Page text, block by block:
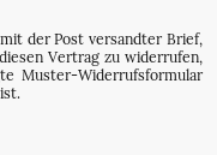
der Post versandter Brief,
Vertrag zu widerrufen,
Muster-Widerrufsformular